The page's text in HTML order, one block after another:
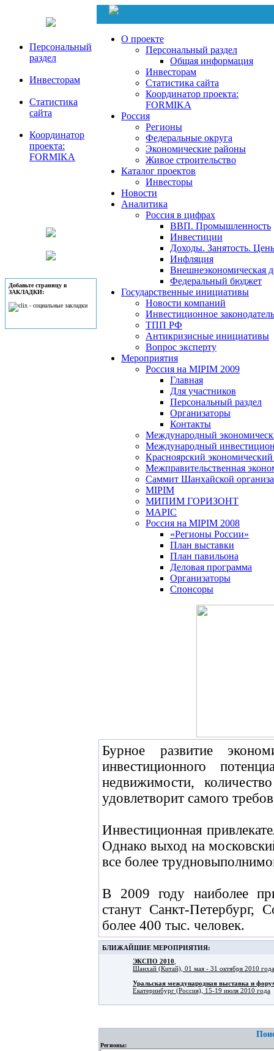
Персональный
раздел
Инвесторам
Статистика
сайта
Координатор
проекта:
FORMIKA
Добавьте страницу в
ЗАКЛАДКИ:
О проекте
Персональный раздел
Общая информация
Инвесторам
Статистика сайта
Координатор проекта:
FORMIKA
Россия
Регионы
Федеральные округа
Экономические районы
Живое строительство
Каталог проектов
Инвесторы
Новости
Аналитика
Россия в цифрах
ВВП. Промышленность
Инвестиции
Доходы. Занятость.
Инфляция
Внешнеэкономическая
Федеральный бюджет
Государственные инициативы
Новости компаний
Инвестиционное
ТПП РФ
Антикризисные инициативы
Вопрос эксперту
Мероприятия
Россия на MIPIM 2009
Главная
Для участников
Персональный раздел
Организаторы
Контакты
Международный
Международный
Красноярский
Межправительственная
Саммит Шанхайской
MIPIM
МИПИМ ГОРИЗОНТ
MAPIC
Россия на MIPIM 2008
«Регионы России»
План выставки
План павильона
Деловая программа
Организаторы
Спонсоры
Бурное развитие
инвестиционного
недвижимости,
удовлетворит самого
Инвестиционная
Однако выход на
все более
В 2009 году наиболее
станут Санкт-Петербург,
более 400 тыс. человек.
БЛИЖАЙШИЕ МЕРОПРИЯТИЯ:
ЭКСПО 2010
Шанхай (Китай), 01 мая - 31 октября 2010 года
Уральская международная выставка и
Екатеринбург (Россия), 15-19 июля 2010 года
Регионы: